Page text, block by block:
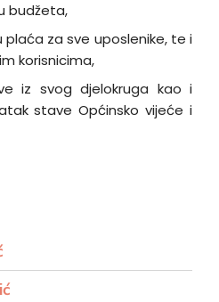
budžeta,
plaća za sve uposlenike, te i
korisnicima,
iz svog djelokruga kao i
stave Općinsko vijeće i